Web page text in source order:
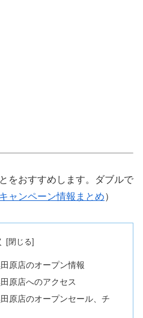
をおすすめします。ダブルで
ャンペーン情報まとめ）
原店のオープン情報
原店へのアクセス
原店のオープンセール、チ